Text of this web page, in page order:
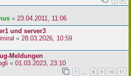
« 23.04.2011, 11:06
und server3
« 28.03.2026, 10:59
Meldungen
« 01.03.2023, 23:10
1 8 9 10 11